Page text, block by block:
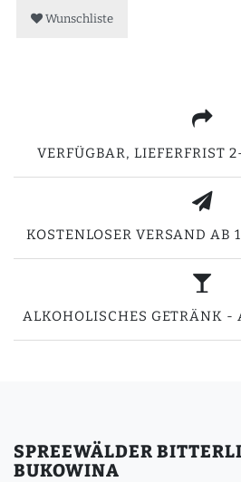
Wunschliste
VERFÜGBAR, LIEFERFRIST
KOSTENLOSER VERSAND AB
ALKOHOLISCHES GETRÄNK -
SPREEWÄLDER
BUKOWINA